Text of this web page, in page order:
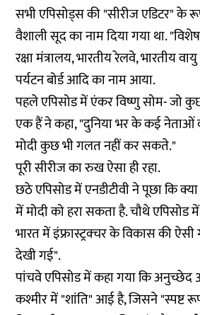
सभी एपिसोड्स की "सीरीज एडिटर"
वैशाली सूद का नाम दिया गया था.
रक्षा मंत्रालय, भारतीय रेलवे, भारतीय
पर्यटन बोर्ड आदि का नाम आया.
पहले एपिसोड में एंकर विष्णु सोम- जो
एक हैं ने कहा, "दुनिया भर के कई नेताओं
मोदी कुछ भी गलत नहीं कर सकते."
पूरी सीरीज का रुख ऐसा ही रहा.
छठे एपिसोड में एनडीटीवी ने पूछा कि
में मोदी को हरा सकता है. चौथे एपिसोड
भारत में इंफ्रास्ट्रक्चर के विकास की
देखी गई".
पांचवे एपिसोड में कहा गया कि अनुच्छेद
कश्मीर में "शांति" आई है, जिसने "स्पष्ट